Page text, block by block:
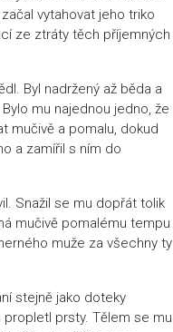
vytahovat jeho triko
ze ztráty těch příjemných
Byl nadržený až běda a
mu najednou jedno, že
mučivě a pomalu, dokud
a zamířil s ním do
Snažil se mu dopřát tolik
mučivě pomalému tempu
muže za všechny ty
stejně jako doteky
propletl prsty. Tělem se mu